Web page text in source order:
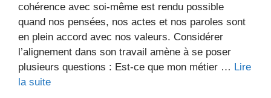
cohérence avec soi-même est rendu possible
quand nos pensées, nos actes et nos paroles sont
en plein accord avec nos valeurs. Considérer
l’alignement dans son travail amène à se poser
plusieurs questions : Est-ce que mon métier … Lire
la suite